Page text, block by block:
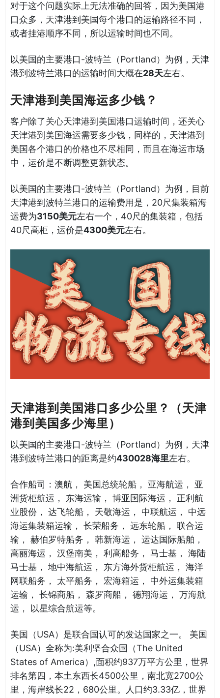
对于这个问题实际上无法准确的回答，因为美国港
口众多，天津港到美国每个港口的运输路径不同，
或者挂港顺序不同，所以运输时间也不同。
以美国的主要港口-波特兰（Portland）为例，天津
港到波特兰港口的运输时间大概在28天左右。
天津港到美国海运多少钱？
客户除了关心天津港到美国港口运输时间，还关心
天津港到美国海运需要多少钱，同样的，天津港到
美国各个港口的价格也不尽相同，而且在海运市场
中，运价是不断调整更新状态。
以美国的主要港口-波特兰（Portland）为例，目前
天津港到波特兰港口的运输费用是，20尺集装箱海
运费为3150美元左右一个，40尺的集装箱，包括
40尺高柜，运价是4300美元左右。
天津港到美国港口多少公里？（天津
港到美国多少海里）
以美国的主要港口-波特兰（Portland）为例，天津
港到波特兰港口的距离是约430028海里左右。
合作船司：澳航， 美国总统轮船， 亚海航运， 亚
洲货柜航运， 东海运输， 博亚国际海运， 正利航
业股份， 达飞轮船， 天敬海运， 中联航运， 中远
海运集装箱运输， 长荣船务， 远东轮船， 联合运
输， 赫伯罗特船务， 韩新海运， 运达国际船舶，
高丽海运， 汉堡南美， 利高船务， 马士基， 海陆
马士基， 地中海航运， 东方海外货柜航运， 海洋
网联船务， 太平船务， 宏海箱运， 中外运集装箱
运输， 长锦商船， 森罗商船， 德翔海运， 万海航
运， 以星综合航运等。
美国（USA）是联合国认可的发达国家之一。 美国
（USA）全称为:美利坚合众国（The United
States of America）,面积约937万平方公里，世界
排名第四，本土东西长4500公里，南北宽2700公
里，海岸线长22，680公里。人口约3.33亿，世界